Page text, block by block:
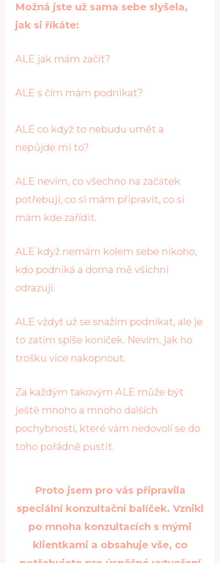
Možná jste už sama sebe slyšela,
jak si říkáte:
ALE jak mám začít?
ALE s čím mám podnikat?
ALE co když to nebudu umět a
nepůjde mi to?
ALE nevím, co všechno na začátek
potřebuji, co si mám připravit, co si
mám kde zařídit.
ALE když nemám kolem sebe nikoho,
kdo podniká a doma mě všichni
odrazují.
ALE vždyť už se snažím podnikat, ale je
to zatím spíše koníček. Nevím, jak ho
trošku více nakopnout.
Za každým takovým ALE může být
ještě mnoho a mnoho dalších
pochybností, které vám nedovolí se do
toho pořádně pustit.
Proto jsem pro vás připravila
speciální konzultační balíček. Vznikl
po mnoha konzultacích s mými
klientkami a obsahuje vše, co